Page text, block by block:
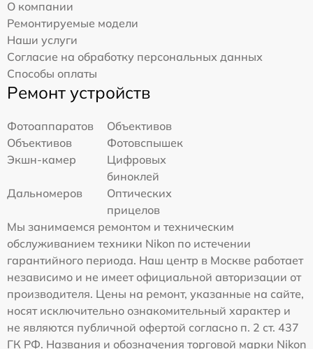
О компании
Ремонтируемые модели
Наши услуги
Согласие на обработку персональных данных
Способы оплаты
Ремонт устройств
Фотоаппаратов
Объективов
Объективов
Фотовспышек
Экшн-камер
Цифровых
биноклей
Дальномеров
Оптических
прицелов
Мы занимаемся ремонтом и техническим
обслуживанием техники Nikon по истечении
гарантийного периода. Наш центр в Москве работает
независимо и не имеет официальной авторизации от
производителя. Цены на ремонт, указанные на сайте,
носят исключительно ознакомительный характер и
не являются публичной офертой согласно п. 2 ст. 437
ГК РФ. Названия и обозначения торговой марки Nikon